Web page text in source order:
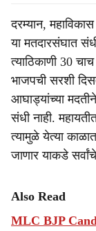
दरम्यान,
या मतदारसंघात
त्याठिकाणी 30
भाजपची सरशी
आघाड्यांच्या
संधी नाही.
त्यामुळे येत्या
जाणार याकडे
Also Read
MLC BJP